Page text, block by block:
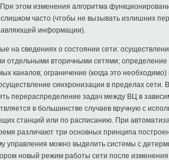
этом изменения алгоритма
часто (чтобы не вызывать излишних
информации).
на сведениях о состоянии сети:
отдельными вторичными сетями;
каналов; ограничение (когда это
синхронизации в пределах
перераспределение задач между ВЦ в
в большинстве случаев вручную с
станций или по расписанию. При
различают три основных принципа
управления можно выделить системы с
новый режим работы сети после